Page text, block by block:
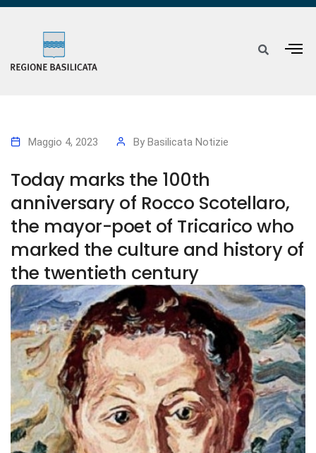
Maggio 4, 2023 By Basilicata Notizie
Today marks the 100th
anniversary of Rocco Scotellaro,
the mayor-poet of Tricarico who
marked the culture and history of
the twentieth century